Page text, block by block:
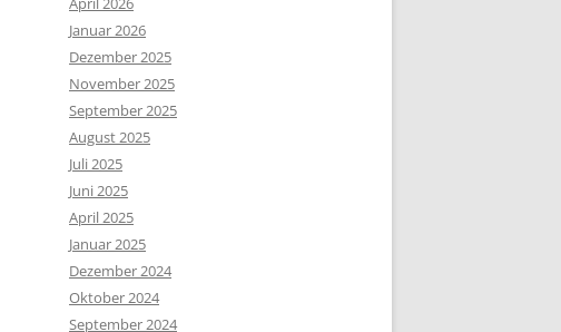
Januar 2026
Dezember 2025
November 2025
September 2025
August 2025
Juli 2025
Juni 2025
April 2025
Januar 2025
Dezember 2024
Oktober 2024
September 2024